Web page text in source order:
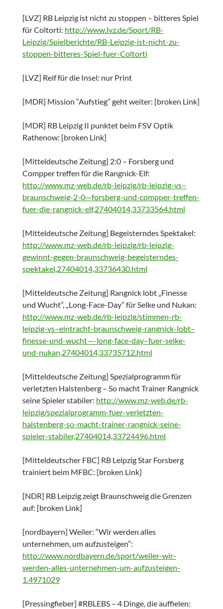
[LVZ] RB Leipzig ist nicht zu stoppen – bitteres Spiel
für Coltorti: http://www.lvz.de/Sport/RB-
Leipzig/Spielberichte/RB-Leipzig-ist-nicht-zu-
stoppen-bitteres-Spiel-fuer-Coltorti
[LVZ] Reif für die Insel: nur Print
[MDR] Mission “Aufstieg” geht weiter: [broken Link]
[MDR] RB Leipzig II punktet beim FSV Optik
Rathenow: [broken Link]
[Mitteldeutsche Zeitung] 2:0 – Forsberg und
Compper treffen für die Rangnick-Elf:
http://www.mz-web.de/rb-leipzig/rb-leipzig-vs–
braunschweig-2-0—forsberg-und-compper-treffen-
fuer-die-rangnick-elf,27404014,33733564.html
[Mitteldeutsche Zeitung] Begeisterndes Spektakel:
http://www.mz-web.de/rb-leipzig/rb-leipzig-
gewinnt-gegen-braunschweig-begeisterndes-
spektakel,27404014,33736430.html
[Mitteldeutsche Zeitung] Rangnick lobt „Finesse
und Wucht”, „Long-Face-Day” für Selke und Nukan:
http://www.mz-web.de/rb-leipzig/stimmen-rb-
leipzig-vs–eintracht-braunschweig-rangnick-lobt–
finesse-und-wucht—-long-face-day–fuer-selke-
und-nukan,27404014,33735712.html
[Mitteldeutsche Zeitung] Spezialprogramm für
verletzten Halstenberg – So macht Trainer Rangnick
seine Spieler stabiler: http://www.mz-web.de/rb-
leipzig/spezialprogramm-fuer-verletzten-
halstenberg-so-macht-trainer-rangnick-seine-
spieler-stabiler,27404014,33724496.html
[Mitteldeutscher FBC] RB Leipzig Star Forsberg
trainiert beim MFBC: [broken Link]
[NDR] RB Leipzig zeigt Braunschweig die Grenzen
auf: [broken Link]
[nordbayern] Weiler: “Wir werden alles
unternehmen, um aufzusteigen”:
http://www.nordbayern.de/sport/weiler-wir-
werden-alles-unternehmen-um-aufzusteigen-
1.4971029
[Pressingfieber] #RBLEBS – 4 Dinge, die auffielen: